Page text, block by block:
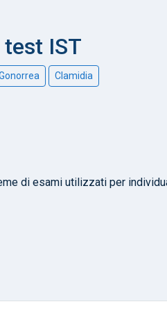
IST
Clamidia
di esami utilizzati per